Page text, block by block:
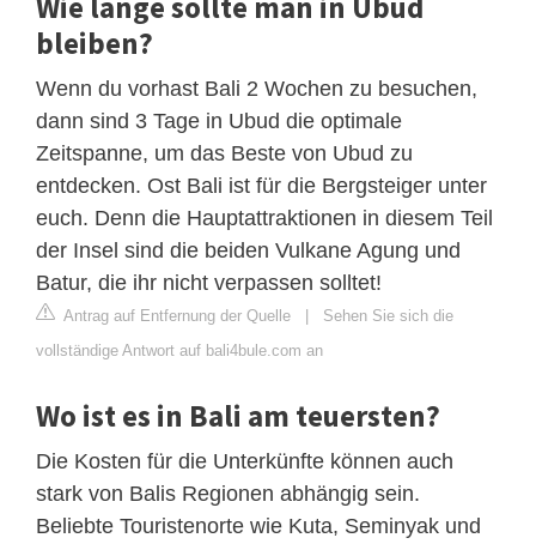
bleiben?
Wenn du vorhast Bali 2 Wochen zu besuchen,
dann sind 3 Tage in Ubud die optimale
Zeitspanne, um das Beste von Ubud zu
entdecken. Ost Bali ist für die Bergsteiger unter
euch. Denn die Hauptattraktionen in diesem Teil
der Insel sind die beiden Vulkane Agung und
Batur, die ihr nicht verpassen solltet!
Antrag auf Entfernung der Quelle | Sehen Sie sich die
vollständige Antwort auf bali4bule.com an
Wo ist es in Bali am teuersten?
Die Kosten für die Unterkünfte können auch
stark von Balis Regionen abhängig sein.
Beliebte Touristenorte wie Kuta, Seminyak und